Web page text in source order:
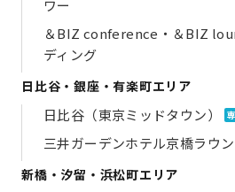
ワー
＆BIZ conference・＆BIZ
ディング
日比谷・銀座・有楽町エリア
日比谷（東京ミッドタウン） 専
三井ガーデンホテル京橋ラウ
新橋・汐留・浜松町エリア